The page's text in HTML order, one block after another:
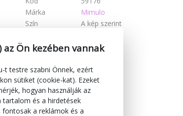
Márka
Mimulo
Szín
A kép szerint
Ön kezében vannak
t testre szabni Önnek, ezért
sütiket (cookie-kat). Ezeket
hogyan használják az
tartalom és a hirdetések
fontosak a reklámok és a